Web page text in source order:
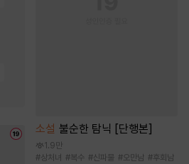
소설 불순한 탐닉 [단행본]
1.9만
#상처녀 #복수 #신파물 #오만남 #후회남